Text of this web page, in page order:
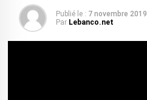
Publié le : 7 novembre 2019
Par Lebanco.net